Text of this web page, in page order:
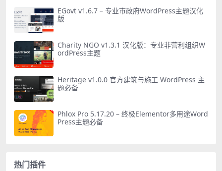
EGovt v1.6.7 – 专业市政府WordPress主题汉化
版
Charity NGO v1.3.1 汉化版：专业非营利组织W
ordPress主题
Heritage v1.0.0 官方建筑与施工 WordPress 主
题必备
Phlox Pro 5.17.20 – 终极Elementor多用途Word
Press主题必备
热门插件